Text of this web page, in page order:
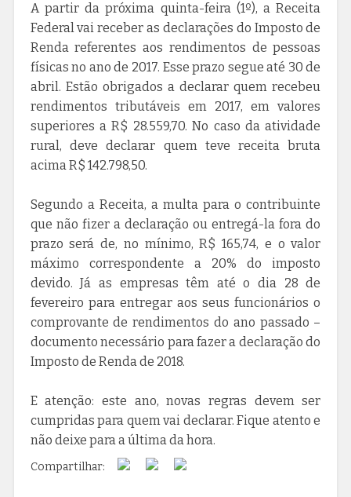
A partir da próxima quinta-feira (1º), a Receita
Federal vai receber as declarações do Imposto de
Renda referentes aos rendimentos de pessoas
físicas no ano de 2017. Esse prazo segue até 30 de
abril. Estão obrigados a declarar quem recebeu
rendimentos tributáveis em 2017, em valores
superiores a R$ 28.559,70. No caso da atividade
rural, deve declarar quem teve receita bruta
acima R$ 142.798,50.
Segundo a Receita, a multa para o contribuinte
que não fizer a declaração ou entregá-la fora do
prazo será de, no mínimo, R$ 165,74, e o valor
máximo correspondente a 20% do imposto
devido. Já as empresas têm até o dia 28 de
fevereiro para entregar aos seus funcionários o
comprovante de rendimentos do ano passado –
documento necessário para fazer a declaração do
Imposto de Renda de 2018.
E atenção: este ano, novas regras devem ser
cumpridas para quem vai declarar. Fique atento e
não deixe para a última da hora.
Compartilhar: